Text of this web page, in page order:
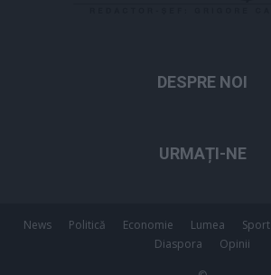
DESPRE NOI
URMAȚI-NE
News Politică Economie Lumea Sport
Diaspora
Opinii